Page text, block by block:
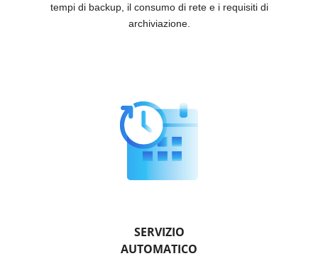
tempi di backup, il consumo di rete e i requisiti di
archiviazione.
SERVIZIO
AUTOMATICO